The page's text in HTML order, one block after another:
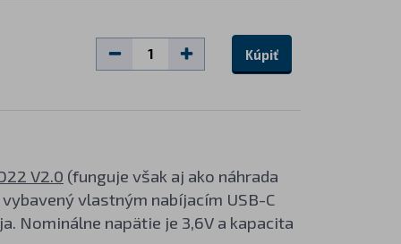
Kúpiť
V2.0 (funguje však aj ako náhrada
vlastným nabíjacím USB-C
Nominálne napätie je 3,6V a kapacita